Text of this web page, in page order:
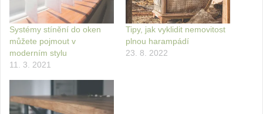
Systémy stínění do oken
můžete pojmout v
moderním stylu
11. 3. 2021
Tipy, jak vyklidit nemovitost
plnou harampádí
23. 8. 2022